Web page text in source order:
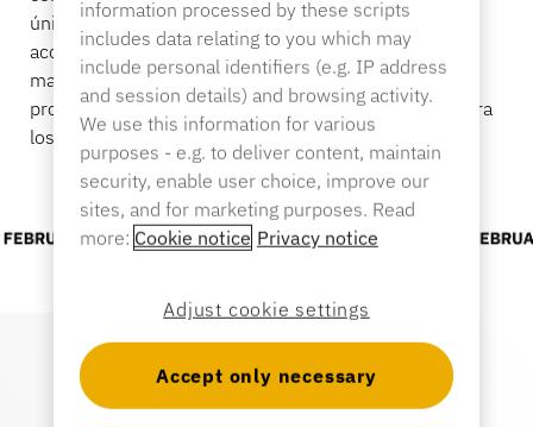
Artículos deportivos
Comercio especializado
Deportes y entretenimiento
Hostelería y restauración
Etiquetas y detectores
Punto de venta
Soportes para tabletas
Contacto
Catálogo
Noticias
único sistema centralizado. Los empleados obtienen
acceso instantáneo a los productos, los gerentes
mantienen el control de los permisos de acceso y los
productos permanecen seguros, pero disponibles para
los clientes.
Venga y descubra cómo
information processed by these scripts
includes data relating to you which may
include personal identifiers (e.g. IP address
and session details) and browsing activity.
We use this information for various
purposes - e.g. to deliver content, maintain
security, enable user choice, improve our
sites, and for marketing purposes. Read
more: Cookie notice Privacy notice
Adjust cookie settings
Accept only necessary